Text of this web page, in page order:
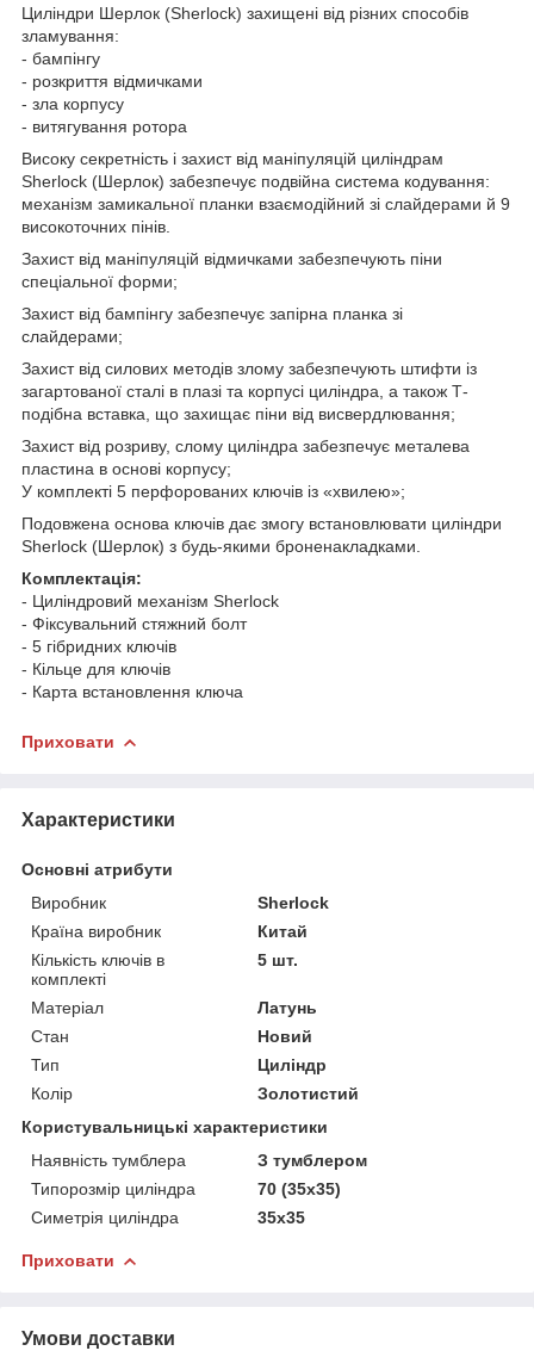
Циліндри Шерлок (Sherlock) захищені від різних способів
зламування:
- бампінгу
- розкриття відмичками
- зла корпусу
- витягування ротора
Високу секретність і захист від маніпуляцій циліндрам
Sherlock (Шерлок) забезпечує подвійна система кодування:
механізм замикальної планки взаємодійний зі слайдерами й 9
високоточних пінів.
Захист від маніпуляцій відмичками забезпечують піни
спеціальної форми;
Захист від бампінгу забезпечує запірна планка зі
слайдерами;
Захист від силових методів злому забезпечують штифти із
загартованої сталі в плазі та корпусі циліндра, а також Т-
подібна вставка, що захищає піни від висвердлювання;
Захист від розриву, слому циліндра забезпечує металева
пластина в основі корпусу;
У комплекті 5 перфорованих ключів із «хвилею»;
Подовжена основа ключів дає змогу встановлювати циліндри
Sherlock (Шерлок) з будь-якими броненакладками.
Комплектація:
- Циліндровий механізм Sherlock
- Фіксувальний стяжний болт
- 5 гібридних ключів
- Кільце для ключів
- Карта встановлення ключа
Приховати
Характеристики
Основні атрибути
Виробник
Sherlock
Країна виробник
Китай
Кількість ключів в
комплекті
5 шт.
Матеріал
Латунь
Стан
Новий
Тип
Циліндр
Колір
Золотистий
Користувальницькі характеристики
Наявність тумблера
З тумблером
Типорозмір циліндра
70 (35х35)
Симетрія циліндра
35x35
Приховати
Умови доставки